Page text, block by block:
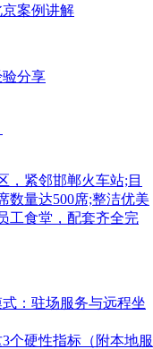
案例讲解
分享
，紧邻邯郸火车站;目
数量达500席;整洁优美
工食堂，配套齐全完
：驻场服务与远程坐
个硬性指标（附本地服